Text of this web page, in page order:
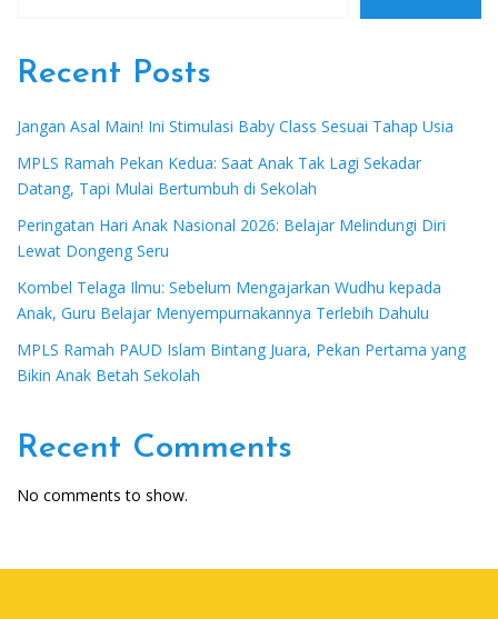
Recent Posts
Jangan Asal Main! Ini Stimulasi Baby Class Sesuai Tahap Usia
MPLS Ramah Pekan Kedua: Saat Anak Tak Lagi Sekadar
Datang, Tapi Mulai Bertumbuh di Sekolah
Peringatan Hari Anak Nasional 2026: Belajar Melindungi Diri
Lewat Dongeng Seru
Kombel Telaga Ilmu: Sebelum Mengajarkan Wudhu kepada
Anak, Guru Belajar Menyempurnakannya Terlebih Dahulu
MPLS Ramah PAUD Islam Bintang Juara, Pekan Pertama yang
Bikin Anak Betah Sekolah
Recent Comments
No comments to show.